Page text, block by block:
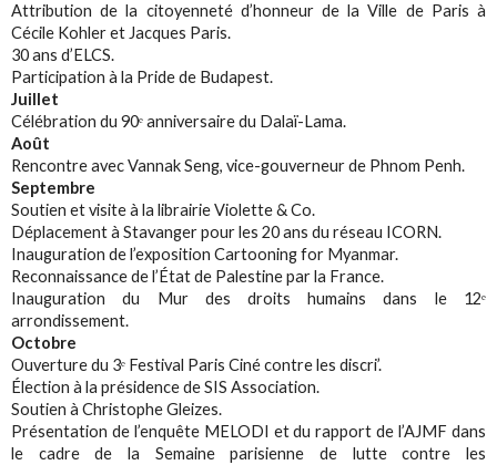
Attribution de la citoyenneté d’honneur de la Ville de Paris à
Cécile Kohler et Jacques Paris.
30 ans d’ELCS.
Participation à la Pride de Budapest.
Juillet
Célébration du 90ᵉ anniversaire du Dalaï-Lama.
Août
Rencontre avec Vannak Seng, vice-gouverneur de Phnom Penh.
Septembre
Soutien et visite à la librairie Violette & Co.
Déplacement à Stavanger pour les 20 ans du réseau ICORN.
Inauguration de l’exposition Cartooning for Myanmar.
Reconnaissance de l’État de Palestine par la France.
Inauguration du Mur des droits humains dans le 12ᵉ
arrondissement.
Octobre
Ouverture du 3ᵉ Festival Paris Ciné contre les discri’.
Élection à la présidence de SIS Association.
Soutien à Christophe Gleizes.
Présentation de l’enquête MELODI et du rapport de l’AJMF dans
le cadre de la Semaine parisienne de lutte contre les